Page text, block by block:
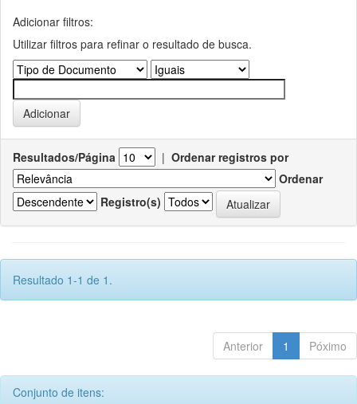
Adicionar filtros:
Utilizar filtros para refinar o resultado de busca.
Resultados/Página | Ordenar registros por
Ordenar
Registro(s)
Resultado 1-1 de 1.
Anterior 1 Póximo
Conjunto de itens: